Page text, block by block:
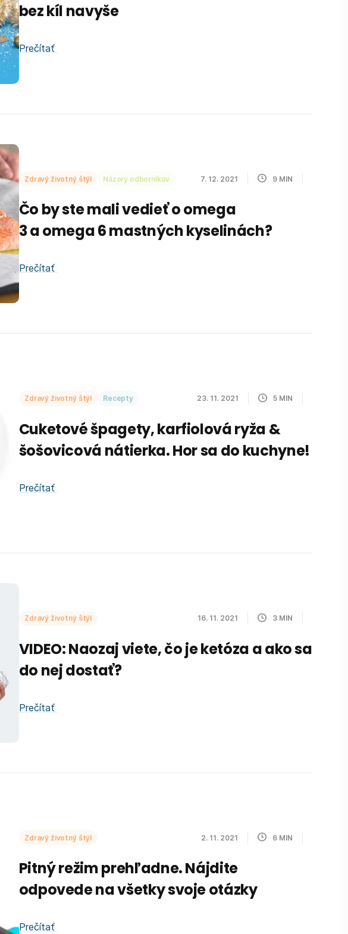
bez kíl navyše
Prečítať
Zdravý životný štýl Názory odborníkov 7. 12. 2021 9 MIN
Čo by ste mali vedieť o omega
3 a omega 6 mastných kyselinách?
Prečítať
Zdravý životný štýl Recepty 23. 11. 2021 5 MIN
Cuketové špagety, karfiolová ryža &
šošovicová nátierka. Hor sa do kuchyne!
Prečítať
Zdravý životný štýl 16. 11. 2021 3 MIN
VIDEO: Naozaj viete, čo je ketóza a ako sa
do nej dostať?
Prečítať
Zdravý životný štýl 2. 11. 2021 6 MIN
Pitný režim prehľadne. Nájdite
odpovede na všetky svoje otázky
Prečítať